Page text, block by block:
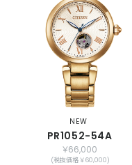
NEW
PR1052-54A
￥66,000
(税抜価格 ￥60,000)